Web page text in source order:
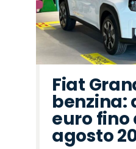
Fiat
benzina:
euro fino
agosto